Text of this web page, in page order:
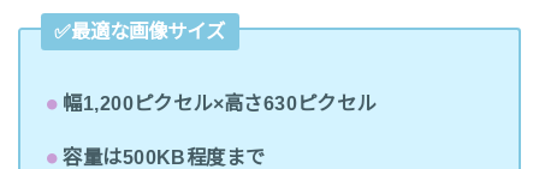
✅最適な画像サイズ
幅1,200ピクセル×高さ630ピクセル
容量は500KB程度まで